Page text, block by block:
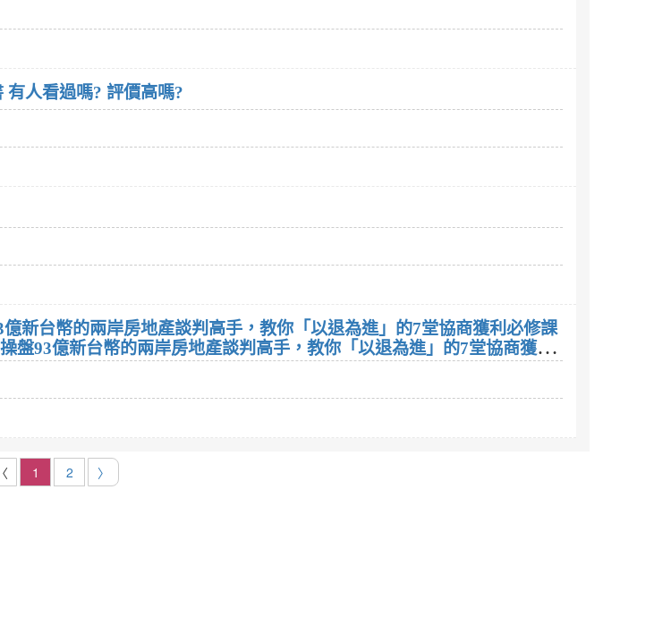
張凱文寫的一生一定要懂的房地產投資這本書 有人看過嗎? 評價高嗎?
新台幣的兩岸房地產談判高手，教你「以退為進」的7堂協商獲利必修課
盤93億新台幣的兩岸房地產談判高手，教你「以退為進」的7堂協商獲利
〈 1 2 〉